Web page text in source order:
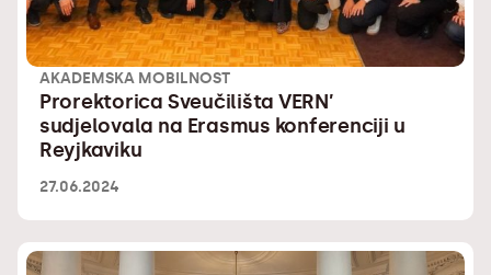
AKADEMSKA MOBILNOST
Prorektorica Sveučilišta VERN’
sudjelovala na Erasmus konferenciji u
Reyjkaviku
27.06.2024